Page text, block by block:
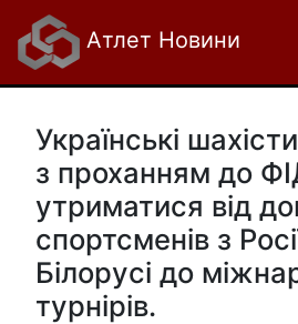
Атлет Новини
Українські
з проханням до
утриматися від
спортсменів з
Білорусі до
турнірів.